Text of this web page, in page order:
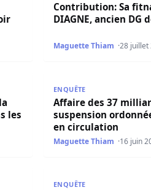
Contribution: Sa
DIAGNE, ancien DG
Maguette Thiam 28 juillet
de Pastef Adama
les
Affaire des 37
ENQUÊTE
Affaire des 37
suspension
en circulation
Maguette Thiam 16 juin
ENQUÊTE